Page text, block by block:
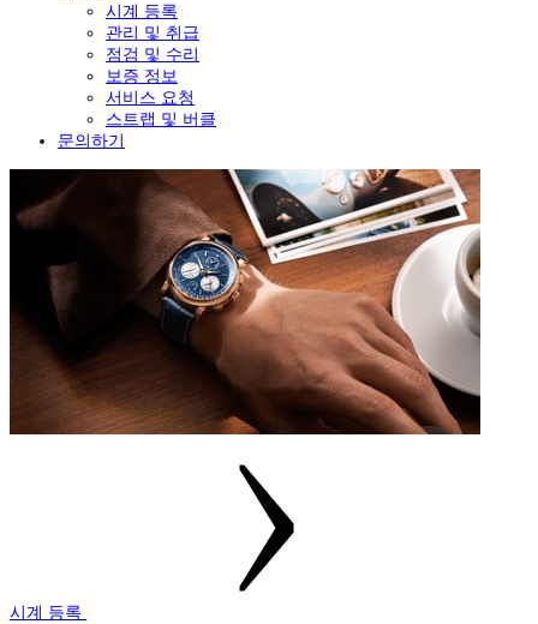
시계 등록
관리 및 취급
점검 및 수리
보증 정보
서비스 요청
스트랩 및 버클
문의하기
시계 등록